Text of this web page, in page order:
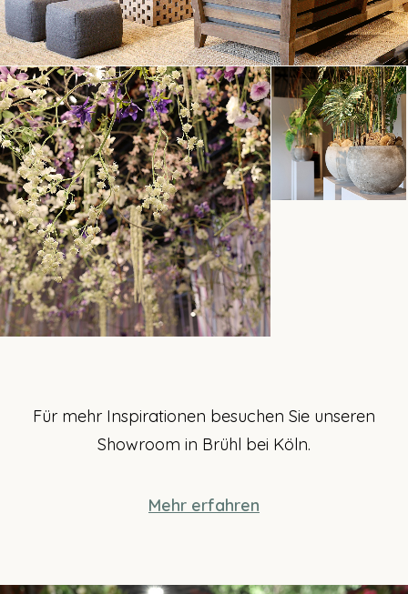
Für mehr Inspirationen besuchen Sie unseren
Showroom in Brühl bei Köln.
Mehr erfahren